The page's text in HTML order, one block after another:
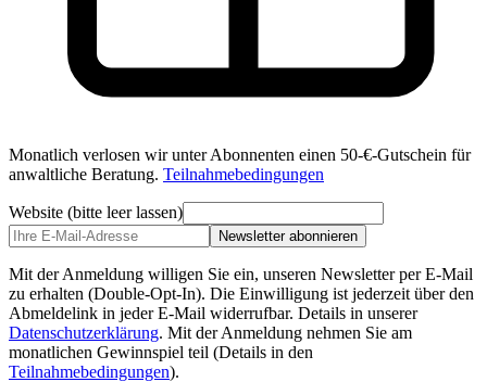
Monatlich verlosen wir unter Abonnenten einen 50-€-Gutschein für
anwaltliche Beratung. Teilnahmebedingungen
Website (bitte leer lassen)
Newsletter abonnieren
Mit der Anmeldung willigen Sie ein, unseren Newsletter per E-Mail
zu erhalten (Double-Opt-In). Die Einwilligung ist jederzeit über den
Abmeldelink in jeder E-Mail widerrufbar. Details in unserer
Datenschutzerklärung. Mit der Anmeldung nehmen Sie am
monatlichen Gewinnspiel teil (Details in den
Teilnahmebedingungen).